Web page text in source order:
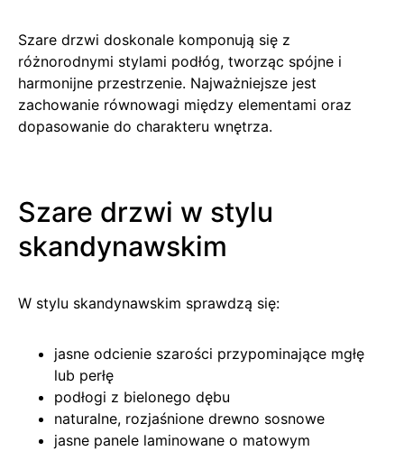
Szare drzwi doskonale komponują się z
różnorodnymi stylami podłóg, tworząc spójne i
harmonijne przestrzenie. Najważniejsze jest
zachowanie równowagi między elementami oraz
dopasowanie do charakteru wnętrza.
Szare drzwi w stylu
skandynawskim
W stylu skandynawskim sprawdzą się:
jasne odcienie szarości przypominające mgłę
lub perłę
podłogi z bielonego dębu
naturalne, rozjaśnione drewno sosnowe
jasne panele laminowane o matowym